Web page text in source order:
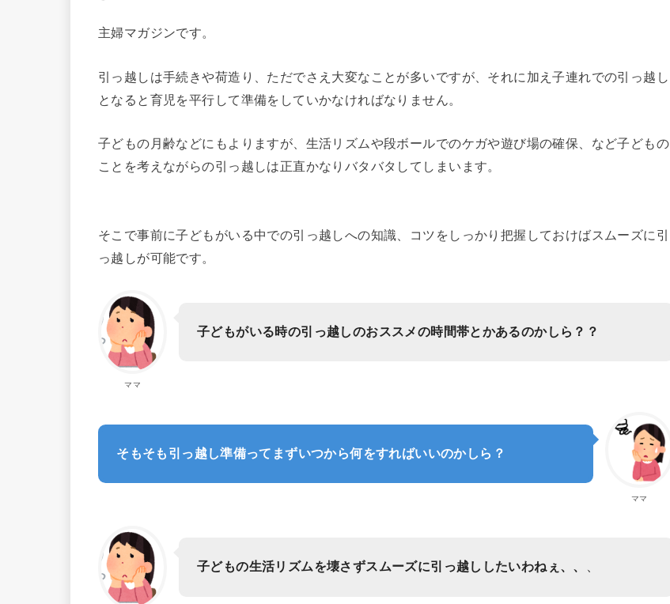
主婦マガジンです。
引っ越しは手続きや荷造り、ただでさえ大変なことが多いですが、それに加え子連れでの引っ越し
となると育児を平行して準備をしていかなければなりません。
子どもの月齢などにもよりますが、生活リズムや段ボールでのケガや遊び場の確保、など子どもの
ことを考えながらの引っ越しは正直かなりバタバタしてしまいます。
そこで事前に子どもがいる中での引っ越しへの知識、コツをしっかり把握しておけばスムーズに引
っ越しが可能です。
ママ
子どもがいる時の引っ越しのおススメの時間帯とかあるのかしら？？
ママ
そもそも引っ越し準備ってまずいつから何をすればいいのかしら？
子どもの生活リズムを壊さずスムーズに引っ越ししたいわねぇ、、 、